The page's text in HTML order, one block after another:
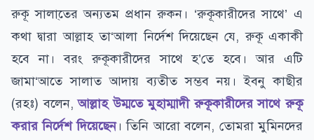
রুকূ সালা্তের অন্যতম প্রধান রুকন। ‘রুকূকারীদের সাথে’ এ
কথা দ্বারা আল্লাহ তা‘আলা নির্দেশ দিয়েছেন যে, রুকূ একাকী
হবে না। বরং রুকূকারীদের সাথে হ’তে হবে। আর এটি
জামা‘আতে সালাত আদায় ব্যতীত সম্ভব নয়। ইবনু কাছীর
(রহঃ) বলেন,আল্লাহ উম্মতে মুহাম্মাদী রুকূকারীদের সাথে রুকূ
করার নির্দেশ দিয়েছেন। তিনি আরো বলেন, তোমরা মুমিনদের